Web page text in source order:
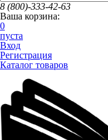
8 (800)-333-42-63
Ваша корзина:
0
пуста
Вход
Регистрация
Каталог товаров